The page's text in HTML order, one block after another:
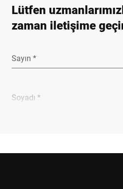
Lütfen
zaman iletişime
Sayın *
Soyadı *